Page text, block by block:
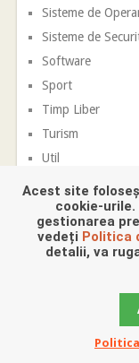
Sisteme de
Sisteme de
Software
Sport
Timp Liber
Turism
Util
Acest site
cookie-
gestionarea
vedeți Politica
detalii, va